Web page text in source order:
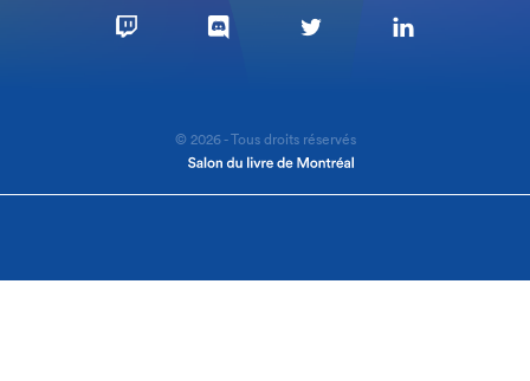
© 2026 - Tous droits réservés